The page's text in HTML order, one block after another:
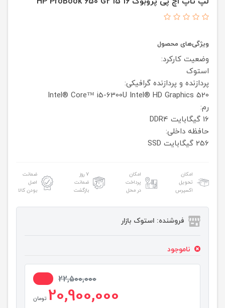
ویژگی‌های محصول
وضعیت کارکرد:
استوک
پردازنده و پردازنده گرافیکی:
Intel® Core™ i5-6300U Intel® HD Graphics 520
رم:
16 گیگابایت DDR4
حافظه داخلی:
256 گیگابایت SSD
امکان
تحویل
اکسپرس
امکان
پرداخت
در محل
۷ روز
ضمانت
بازگشت
ضمانت
اصل
بودن کالا
فروشنده: استوک بازار
ناموجود
22,500,000
20,900,000 تومان